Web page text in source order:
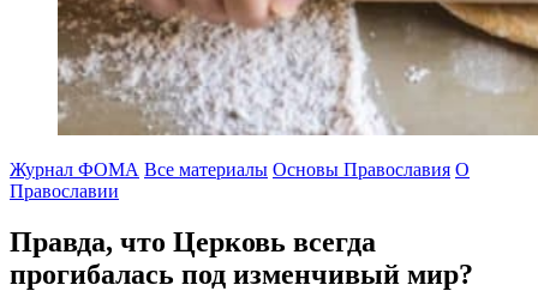
Журнал ФОМА Все материалы Основы Православия О
Православии
Правда, что Церковь всегда
прогибалась под изменчивый мир?